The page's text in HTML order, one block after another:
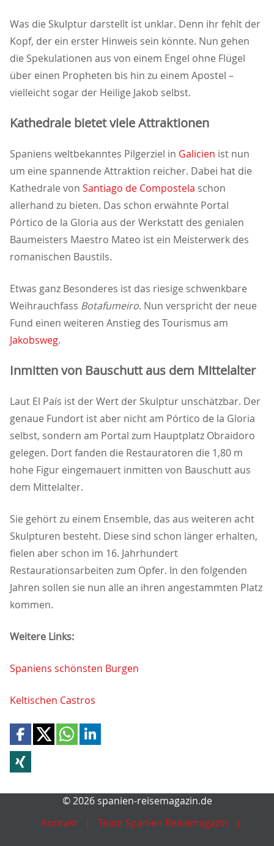
Was die Skulptur darstellt ist unklar. Denn ihr fehlt der
Kopf, der ein erster Hinweis sein könnte. Nun gehen
die Spekulationen aus von einem Engel ohne Flügel
über einen Propheten bis hin zu einem Apostel –
vielleicht sogar der Heilige Jakob selbst.
Kathedrale bietet viele Attraktionen
Spaniens weltbekanntes Pilgerziel in Galicien ist nun
um eine spannende Attraktion reicher. Dabei hat die
Kathedrale von Santiago de Compostela schon
allerhand zu bieten. Das schon erwähnte Portal
Pórtico de la Gloria aus der Werkstatt des genialen
Baumeisters Maestro Mateo ist ein Meisterwerk des
romanischen Baustils.
Etwas ganz Besonderes ist das riesige schwenkbare
Weihrauchfass Botafumeiro. Nun verspricht der neue
Fund einen weiteren Anstieg des Tourismus am
Jakobsweg.
Inmitten von Bauschutt aus dem Mittelalter
Laut El País ist der Wert der Skulptur unschätzbar. Der
genaue Fundort ist aber nicht am Pórtico de la Gloria
selbst, sondern am Portal zum Hauptplatz Obraidoro
gelegen. Dort fanden die Restauratoren die 1,80 m
hohe Figur eingemauert inmitten von Bauschutt aus
dem Mittelalter.
Sie gehört zu einem Ensemble, das aus weiteren acht
Skulpturen besteht. Diese sind schon länger erhalten,
fielen aber schon im 16. Jahrhundert
Restaurationsarbeiten zum Opfer. In den folgenden
Jahren sollen sie nun alle an ihren angestammten Platz
kommen.
Weitere Links:
Spaniens schönsten Burgen
Keltischen Castros
© 2026 spanien-reisemagazin.de
Kontakt
Team Spanien Reisemagazin